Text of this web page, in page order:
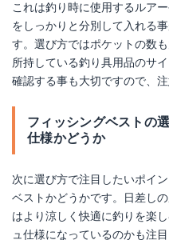
これは釣り時に使用するルア
をしっかりと分別して入れる
す。選び方ではポケットの数
所持している釣り具用品のサ
確認する事も大切ですので、
フィッシングベストの
仕様かどうか
次に選び方で注目したいポイ
ベストかどうかです。日差し
はより涼しく快適に釣りを楽
ュ仕様になっているのかも注目